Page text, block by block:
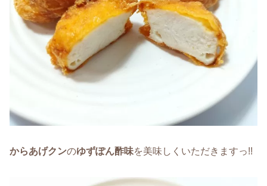
からあげクンのゆずぽん酢味を美味しくいただきますっ!!